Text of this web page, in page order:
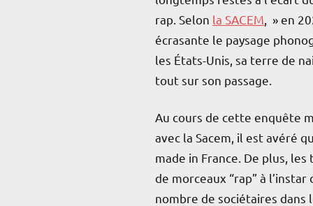
rap. Selon la SACEM , » en
écrasante le paysage
les États-Unis, sa terre de
tout sur son passage.
Au cours de cette enquête
avec la Sacem, il est avéré
made in France. De plus,
de morceaux “rap” à
nombre de sociétaires dans